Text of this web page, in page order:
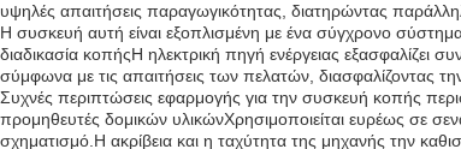
υψηλές απαιτήσεις παραγωγικότητας, διατηρώντας
Η συσκευή αυτή είναι εξοπλισμένη με ένα σύγχρονο
διαδικασία κοπήςΗ ηλεκτρική πηγή ενέργειας εξασφαλίζει
σύμφωνα με τις απαιτήσεις των πελατών, διασφαλίζοντας
Συχνές περιπτώσεις εφαρμογής για την συσκευή κοπής
προμηθευτές δομικών υλικώνΧρησιμοποιείται ευρέως σε
σχηματισμό.Η ακρίβεια και η ταχύτητα της μηχανής την